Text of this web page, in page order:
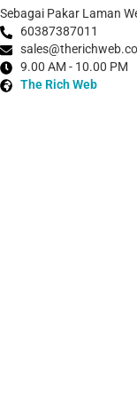
Sebagai Pakar Laman
60387387011
9.00 AM - 10.00 PM
The Rich Web